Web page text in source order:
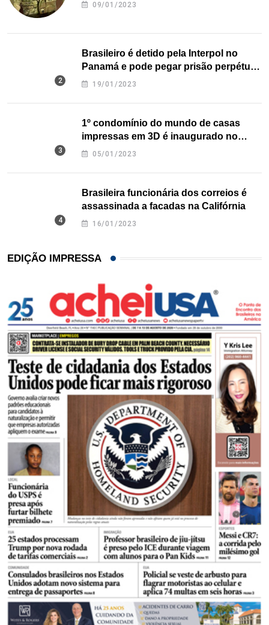
09/01/2023
Brasileiro é detido pela Interpol no
Panamá e pode pegar prisão perpétua
nos EUA
19/01/2023
1º condomínio do mundo de casas
impressas em 3D é inaugurado no
Texas
05/01/2023
Brasileira funcionária dos correios é
assassinada a facadas na Califórnia
16/01/2023
EDIÇÃO IMPRESSA